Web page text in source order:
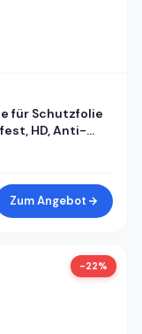
für Schutzfolie
HD, Anti-
Huawei Band
Zum Angebot
-22%